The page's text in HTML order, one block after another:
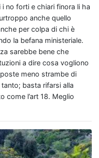
no forti e chiari finora li ha
anche quello
per colpa di chi è
la befana ministeriale.
sarebbe bene che
a dire cosa vogliono
meno strambe di
basta rifarsi alla
come l’art 18. Meglio